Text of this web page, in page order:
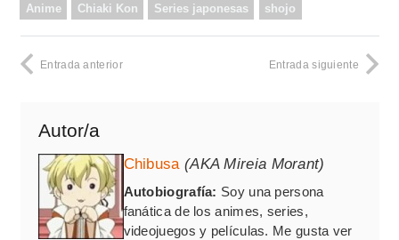
Anime Chiaki Kon Series japonesas shojo
Entrada anterior Entrada siguiente
Autor/a
Chibusa (AKA Mireia Morant)
Autobiografía: Soy una persona
fanática de los animes, series,
videojuegos y películas. Me gusta ver